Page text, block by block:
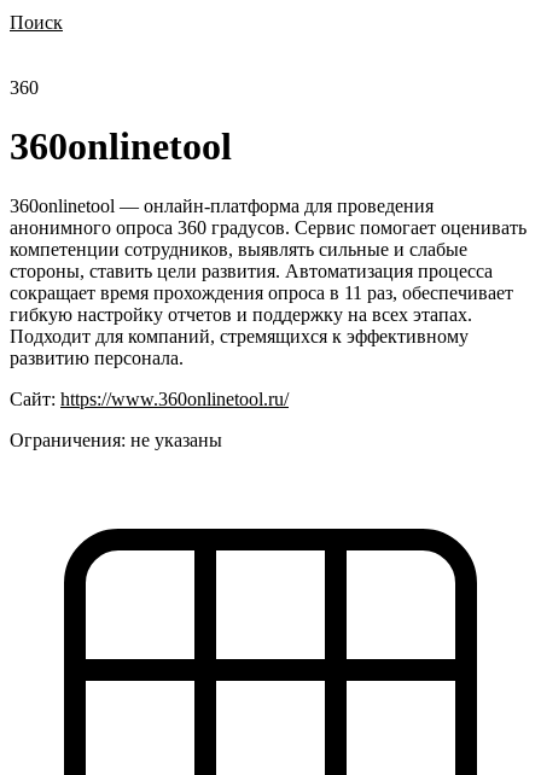
Поиск
360
360onlinetool
360onlinetool — онлайн-платформа для проведения
анонимного опроса 360 градусов. Сервис помогает оценивать
компетенции сотрудников, выявлять сильные и слабые
стороны, ставить цели развития. Автоматизация процесса
сокращает время прохождения опроса в 11 раз, обеспечивает
гибкую настройку отчетов и поддержку на всех этапах.
Подходит для компаний, стремящихся к эффективному
развитию персонала.
Сайт: https://www.360onlinetool.ru/
Ограничения: не указаны